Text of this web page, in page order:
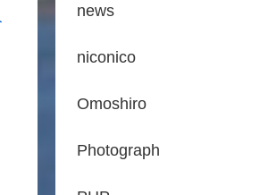
news
niconico
Omoshiro
Photograph